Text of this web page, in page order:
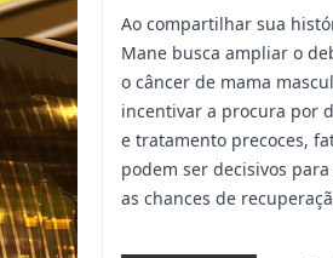
Ao compartilhar sua
Mane busca ampliar o
o câncer de mama
incentivar a procura por
e tratamento precoces,
podem ser decisivos
as chances de